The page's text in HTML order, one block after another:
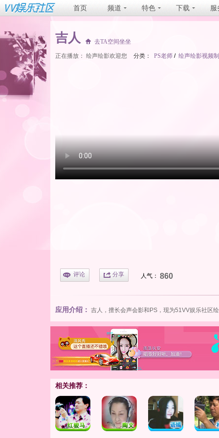
首页 频道 特色 下载 服
吉人 去TA空间坐坐
正在播放： 绘声绘影欢迎您 分类： PS老师 / 绘声绘影视频
评论 分享 人气： 860
应用介绍： 吉人，擅长会声会影和PS，现为51VV娱乐社区
相关推荐：